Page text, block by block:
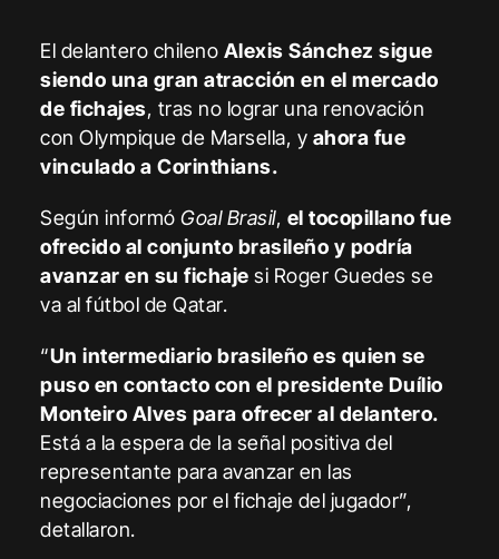
El delantero chileno Alexis Sánchez sigue
siendo una gran atracción en el mercado
de fichajes, tras no lograr una renovación
con Olympique de Marsella, y ahora fue
vinculado a Corinthians.
Según informóGoal Brasil, el tocopillano fue
ofrecido al conjunto brasileño y podría
avanzar en su fichajesi Roger Guedes se
va al fútbol de Qatar.
“Un intermediario brasileño es quien se
puso en contacto con el presidente Duílio
Monteiro Alves para ofrecer al delantero.
Está a la espera de la señal positiva del
representante para avanzar en las
negociaciones por el fichaje del jugador”,
detallaron.